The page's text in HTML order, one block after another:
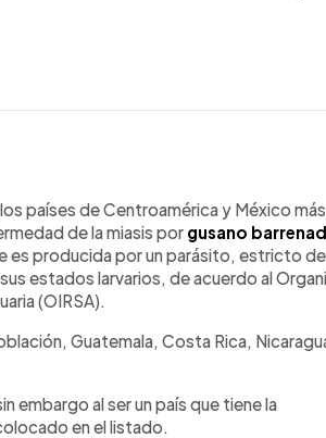
países de Centroamérica y México más
de la miasis por gusano
es producida por un parásito, estricto
estados larvarios, de acuerdo al
(OIRSA).
Guatemala, Costa Rica,
embargo al ser un país que tiene la
en el listado.